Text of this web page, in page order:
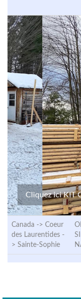
Cliquez ici KIT
Canada -> Coeur
des Laurentides -
> Sainte-Sophie